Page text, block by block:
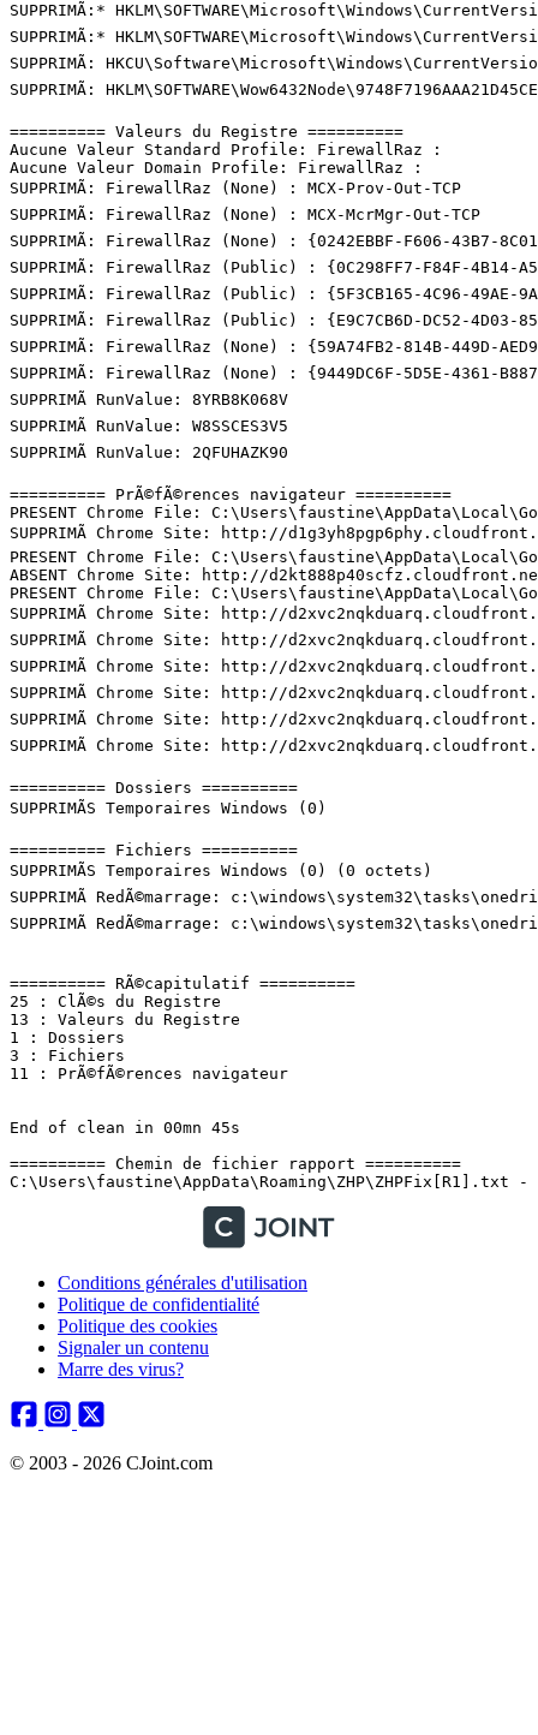
SUPPRIMÃ:*
SUPPRIMÃ:*
SUPPRIMÃ:
SUPPRIMÃ:
========== Valeurs du Registre ==========
Aucune Valeur Standard Profile: FirewallRaz :
Aucune Valeur Domain Profile: FirewallRaz :
SUPPRIMÃ: FirewallRaz (None) : MCX-Prov-Out-TCP
SUPPRIMÃ: FirewallRaz (None) : MCX-McrMgr-Out-TCP
SUPPRIMÃ: FirewallRaz (None) : {0242EBBF-F606-43B7-
SUPPRIMÃ: FirewallRaz (Public) : {0C298FF7-F84F-4B14-
SUPPRIMÃ: FirewallRaz (Public) : {5F3CB165-4C96-49AE-
SUPPRIMÃ: FirewallRaz (Public) : {E9C7CB6D-DC52-4D03-
SUPPRIMÃ: FirewallRaz (None) : {59A74FB2-814B-449D-
SUPPRIMÃ: FirewallRaz (None) : {9449DC6F-5D5E-4361-
SUPPRIMÃ RunValue: 8YRB8K068V
SUPPRIMÃ RunValue: W8SSCES3V5
SUPPRIMÃ RunValue: 2QFUHAZK90
========== PrÃ©fÃ©rences navigateur ==========
PRESENT Chrome File:
SUPPRIMÃ Chrome Site: http://
PRESENT Chrome File:
ABSENT Chrome Site: http://
PRESENT Chrome File:
SUPPRIMÃ Chrome Site: http://
SUPPRIMÃ Chrome Site: http://
SUPPRIMÃ Chrome Site: http://
SUPPRIMÃ Chrome Site: http://
SUPPRIMÃ Chrome Site: http://
SUPPRIMÃ Chrome Site: http://
========== Dossiers ==========
SUPPRIMÃS Temporaires Windows (0)
========== Fichiers ==========
SUPPRIMÃS Temporaires Windows (0) (0 octets)
SUPPRIMÃ RedÃ©marrage:
SUPPRIMÃ RedÃ©marrage:
========== RÃ©capitulatif ==========
25 : ClÃ©s du Registre
13 : Valeurs du Registre
1 : Dossiers
3 : Fichiers
11 : PrÃ©fÃ©rences navigateur
End of clean in 00mn 45s
========== Chemin de fichier rapport ==========
Conditions générales d'utilisation
Politique de confidentialité
Politique des cookies
Signaler un contenu
Marre des virus?
© 2003 - 2026 CJoint.com